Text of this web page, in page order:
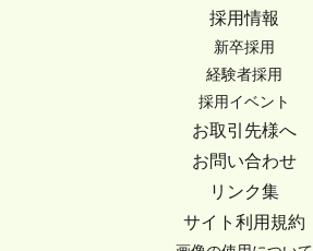
採用情報
新卒採用
経験者採用
採用イベント
お取引先様へ
お問い合わせ
リンク集
サイト利用規約